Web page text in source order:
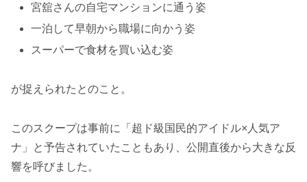
宮舘さんの自宅マンションに通う姿
一泊して早朝から職場に向かう姿
スーパーで食材を買い込む姿
が捉えられたとのこと。
このスクープは事前に「超ド級国民的アイドル×人気ア
ナ」と予告されていたこともあり、公開直後から大きな反
響を呼びました。